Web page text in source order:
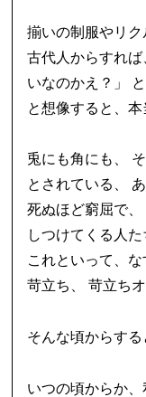
揃いの制服やリ
古代人からすれ
いなのかえ？」
と想像すると、本
兎にも角にも、
とされている、
死ぬほど窮屈で
しつけてくる人
これといって、
苛立ち、 苛立ち
そんな頃からす
いつの頃からか